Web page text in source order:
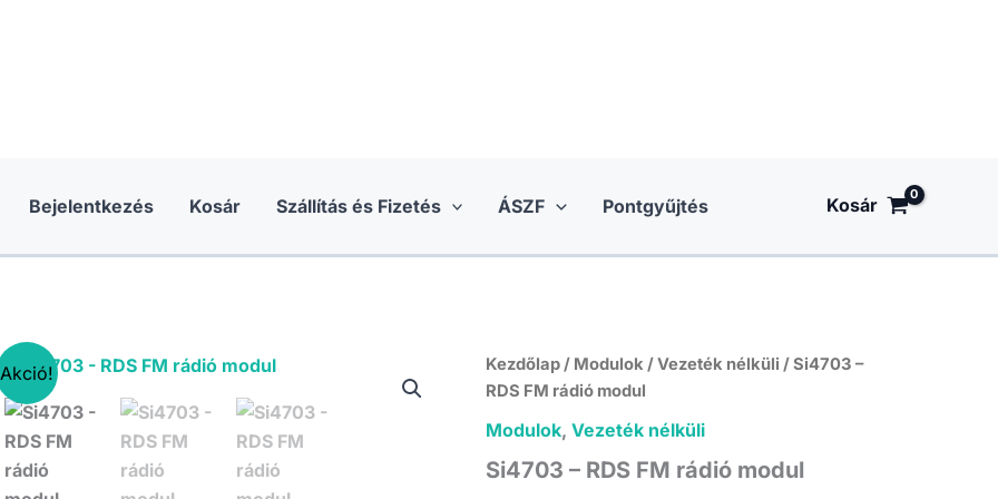
Bejelentkezés Kosár Szállítás és Fizetés ÁSZF Pontgyűjtés Kosár
Akció! Kezdőlap/ Modulok /Vezeték nélküli / Si4703 –
RDS FM rádió modul
Modulok, Vezeték nélküli
Si4703 – RDS FM rádió modul